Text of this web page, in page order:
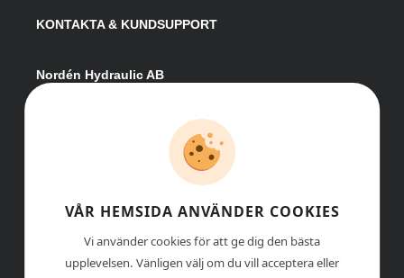
KONTAKTA & KUNDSUPPORT
Nordén Hydraulic AB
info@nordenhydraulic.se
Org-nr: 556531-8424
VÅR HEMSIDA ANVÄNDER COOKIES
Vi använder cookies för att ge dig den bästa
upplevelsen. Vänligen välj om du vill acceptera eller